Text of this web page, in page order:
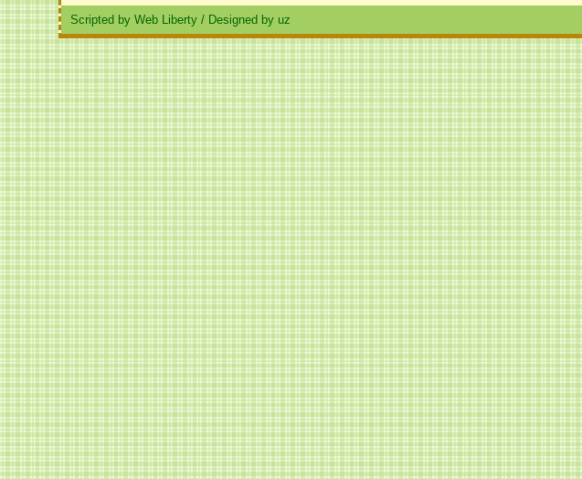
Scripted by Web Liberty / Designed by uz